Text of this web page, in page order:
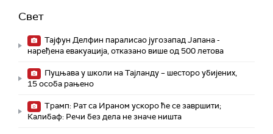
Свет
Тајфун Делфин паралисао југозапад Јапана -
наређена евакуација, отказано више од 500 летова
Пуцњава у школи на Тајланду – шесторо убијених,
15 особа рањено
Трамп: Рат са Ираном ускоро ће се завршити;
Калибаф: Речи без дела не значе ништа